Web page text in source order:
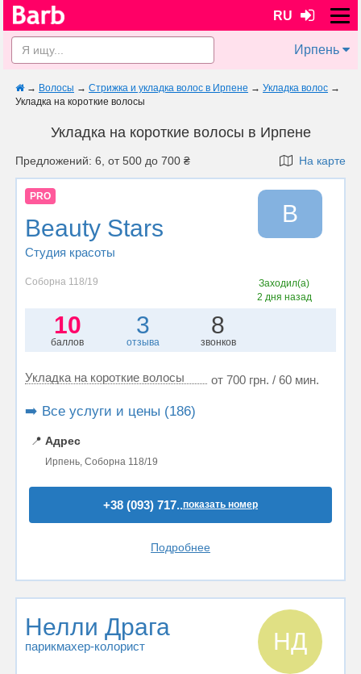
RU
Ирпень
→ Волосы → Стрижка и укладка волос в Ирпене → Укладка волос →
Укладка на короткие волосы
Укладка на короткие волосы в Ирпене
Предложений: 6, от 500 до 700 ₴ На карте
PRO
Beauty Stars
Студия красоты
B
Соборна 118/19
Заходил(а)
2 дня назад
10
баллов
3
отзыва
8
звонков
Укладка на короткие волосы от 700 грн. / 60 мин.
➡️ Все услуги и цены (186)
📍 Адрес
Ирпень, Соборна 118/19
+38 (093) 717..показать номер
Подробнее
Нелли Драга
парикмахер-колорист НД